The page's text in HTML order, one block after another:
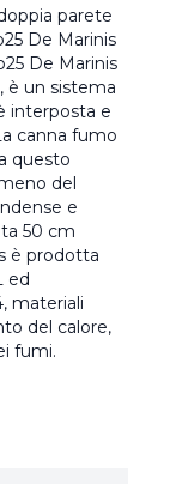
parete
De Marinis
De Marinis
è un sistema
interposta e
canna fumo
questo
del
e
50 cm
è prodotta
ed
materiali
del calore,
fumi.